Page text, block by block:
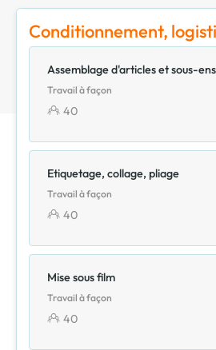
Conditionnement,
Assemblage d'articles et sous-
Travail à façon
40
Etiquetage, collage, pliage
Travail à façon
40
Mise sous film
Travail à façon
40